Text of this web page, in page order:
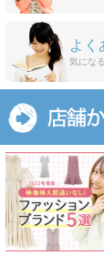
よく
気にな